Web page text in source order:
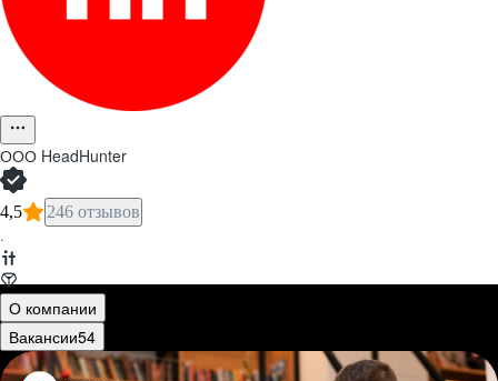
ООО HeadHunter
4,5 246 отзывов
·
О компании
Вакансии54